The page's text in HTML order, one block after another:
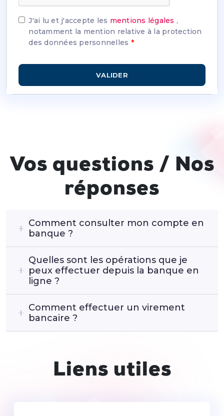
J'ai lu et j'accepte les mentions légales ,
notamment la mention relative à la protection
des données personnelles *
Vos questions / Nos
réponses
Comment consulter mon compte en
banque ?
Quelles sont les opérations que je
peux effectuer depuis la banque en
ligne ?
Comment effectuer un virement
bancaire ?
Liens utiles